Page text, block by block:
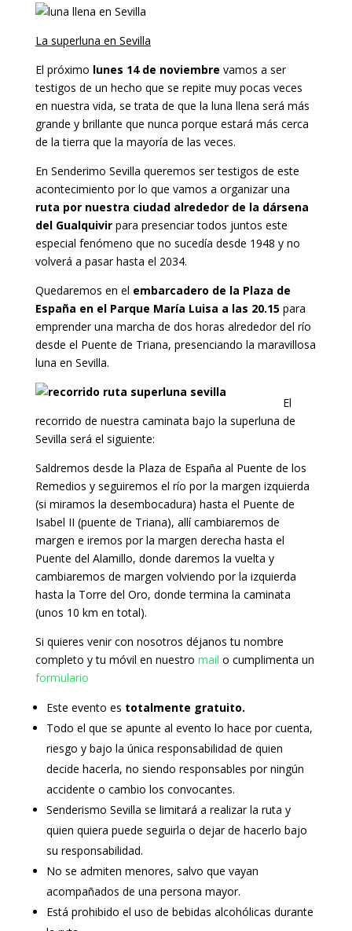
La superluna en Sevilla
El próximo lunes 14 de noviembre vamos a ser
testigos de un hecho que se repite muy pocas veces
en nuestra vida, se trata de que la luna llena será más
grande y brillante que nunca porque estará más cerca
de la tierra que la mayoría de las veces.
En Senderimo Sevilla queremos ser testigos de este
acontecimiento por lo que vamos a organizar una
ruta por nuestra ciudad alrededor de la dársena
del Gualquivirpara presenciar todos juntos este
especial fenómeno que no sucedía desde 1948 y no
volverá a pasar hasta el 2034.
Quedaremos en el embarcadero de la Plaza de
España en el Parque María Luisa a las 20.15para
emprender una marcha de dos horas alrededor del río
desde el Puente de Triana, presenciando la maravillosa
luna en Sevilla.
El
recorrido de nuestra caminata bajo la superluna de
Sevilla será el siguiente:
Saldremos desde la Plaza de España al Puente de los
Remedios y seguiremos el río por la margen izquierda
(si miramos la desembocadura) hasta el Puente de
Isabel II (puente de Triana), allí cambiaremos de
margen e iremos por la margen derecha hasta el
Puente del Alamillo, donde daremos la vuelta y
cambiaremos de margen volviendo por la izquierda
hasta la Torre del Oro, donde termina la caminata
(unos 10 km en total).
Si quieres venir con nosotros déjanos tu nombre
completo y tu móvil en nuestro mail o cumplimenta un
formulario
Este evento es totalmente gratuito.
Todo el que se apunte al evento lo hace por cuenta,
riesgo y bajo la única responsabilidad de quien
decide hacerla, no siendo responsables por ningún
accidente o cambio los convocantes.
Senderismo Sevilla se limitará a realizar la ruta y
quien quiera puede seguirla o dejar de hacerlo bajo
su responsabilidad.
No se admiten menores, salvo que vayan
acompañados de una persona mayor.
Está prohibido el uso de bebidas alcohólicas durante